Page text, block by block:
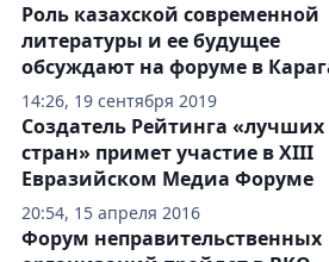
14:26, 19 сентября 2019
Роль казахской современной
литературы и ее будущее
обсуждают на форуме в
20:54, 15 апреля 2016
Создатель Рейтинга «лучших
стран» примет участие в XIII
Евразийском Медиа Форуме
Форум неправительственных